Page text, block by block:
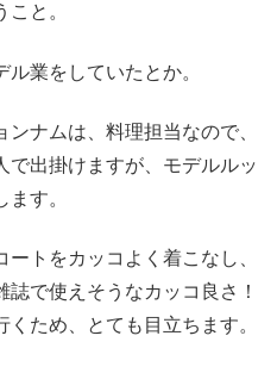
と。
業をしていたとか。
ナムは、料理担当なので、
で出掛けますが、モデルルッ
す。
トをカッコよく着こなし、
で使えそうなカッコ良さ！
ため、とても目立ちます。